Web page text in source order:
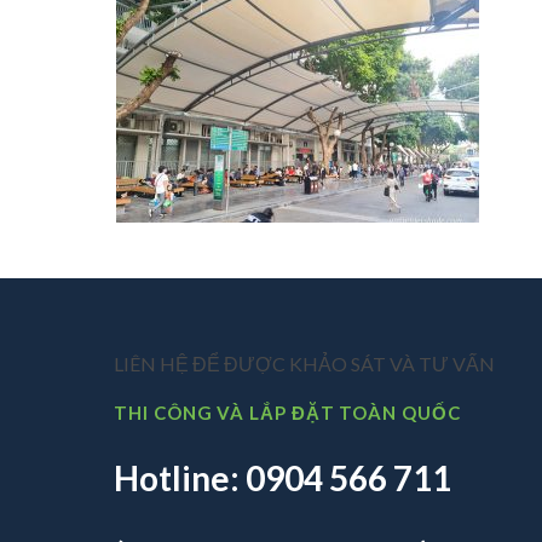
LIÊN HỆ ĐỂ ĐƯỢC KHẢO SÁT VÀ TƯ VẤN
THI CÔNG VÀ LẮP ĐẶT TOÀN QUỐC
Hotline: 0904 566 711